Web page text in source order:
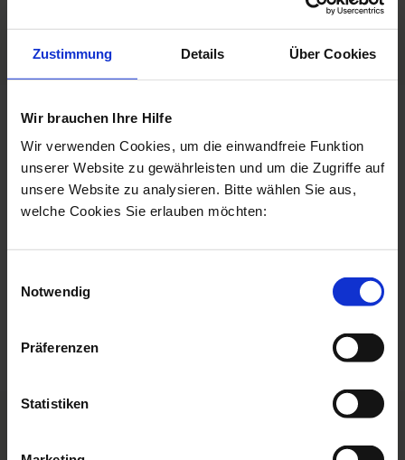
Zustimmung Details Über Cookies
Wir brauchen Ihre Hilfe
Wir verwenden Cookies, um die einwandfreie Funktion
unserer Website zu gewährleisten und um die Zugriffe auf
unsere Website zu analysieren. Bitte wählen Sie aus,
welche Cookies Sie erlauben möchten:
Notwendig
Präferenzen
Statistiken
dauerhaftes Ergebnis erzielt werden kann.
Was ist nach der Stirnstraffung zu
beachten?
Nach der Stirnstraffung kann für einige Tage ein
Spannungsgefühl stören. Nach einigen Wochen ist
Ihnen, eine Woche Urlaub einzuplanen und eine
Stirnfalten unterspritzen Vorher-